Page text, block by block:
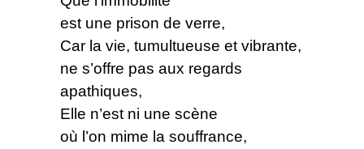
est une prison de verre,
Car la vie, tumultueuse et vibrante,
ne s’offre pas aux regards
apathiques,
Elle n’est ni une scène
où l’on mime la souffrance,